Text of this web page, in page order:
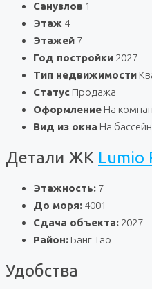
Санузлов 1
Этаж 4
Этажей 7
Год постройки 2027
Тип недвижимости
Статус Продажа
Оформление На
Вид из окна На бассейн
Детали ЖК Lumio
Этажность: 7
До моря: 4001
Сдача объекта: 2027
Район: Банг Тао
Удобства